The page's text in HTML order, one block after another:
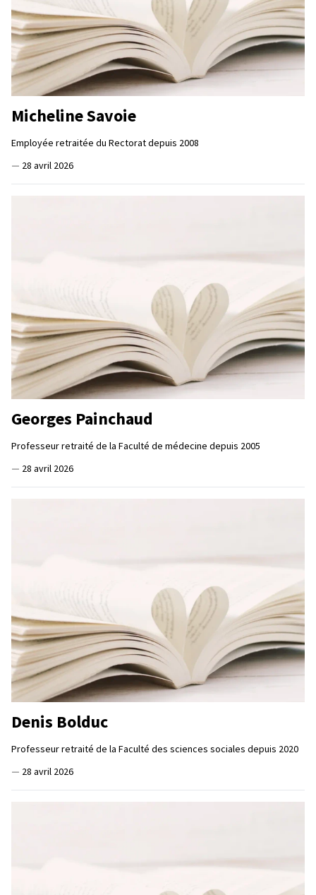
Micheline Savoie
Employée retraitée du Rectorat depuis 2008
— 28 avril 2026
Georges Painchaud
Professeur retraité de la Faculté de médecine depuis 2005
— 28 avril 2026
Denis Bolduc
Professeur retraité de la Faculté des sciences sociales depuis 2020
— 28 avril 2026